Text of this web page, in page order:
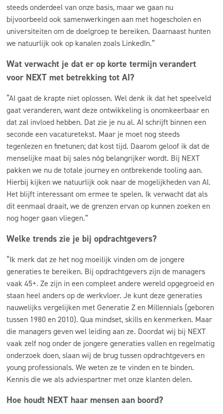
steeds onderdeel van onze basis, maar we gaan nu
bijvoorbeeld ook samenwerkingen aan met hogescholen en
universiteiten om de doelgroep te bereiken. Daarnaast hunten
we natuurlijk ook op kanalen zoals LinkedIn.”
Wat verwacht je dat er op korte termijn verandert
voor NEXT met betrekking tot AI?
“AI gaat de krapte niet oplossen. Wel denk ik dat het speelveld
gaat veranderen, want deze ontwikkeling is onomkeerbaar en
dat zal invloed hebben. Dat zie je nu al. AI schrijft binnen een
seconde een vacaturetekst. Maar je moet nog steeds
tegenlezen en finetunen; dat kost tijd. Daarom geloof ik dat de
menselijke maat bij sales nóg belangrijker wordt. Bij NEXT
pakken we nu de totale journey en ontbrekende tooling aan.
Hierbij kijken we natuurlijk ook naar de mogelijkheden van AI.
Het blijft interessant om ermee te spelen. Ik verwacht dat als
dit eenmaal draait, we de grenzen ervan op kunnen zoeken en
nog hoger gaan vliegen.”
Welke trends zie je bij opdrachtgevers?
“Ik merk dat ze het nog moeilijk vinden om de jongere
generaties te bereiken. Bij opdrachtgevers zijn de managers
vaak 45+. Ze zijn in een compleet andere wereld opgegroeid en
staan heel anders op de werkvloer. Je kunt deze generaties
nauwelijks vergelijken met Generatie Z en Millennials (geboren
tussen 1980 en 2010). Qua mindset, skills en kenmerken. Maar
die managers geven wel leiding aan ze. Doordat wij bij NEXT
vaak zelf nog onder de jongere generaties vallen en regelmatig
onderzoek doen, slaan wij de brug tussen opdrachtgevers en
young professionals. We weten ze te vinden en te binden.
Kennis die we als adviespartner met onze klanten delen.
Hoe houdt NEXT haar mensen aan boord?